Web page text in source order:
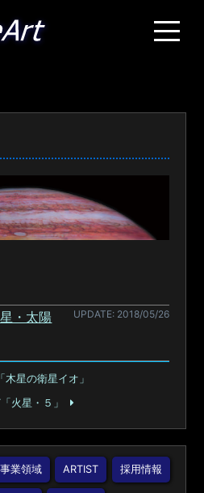
・太陽 UPDATE: 2018/05/26
木星の衛星イオ」
火星・５」
事業領域 ARTIST 採用情報